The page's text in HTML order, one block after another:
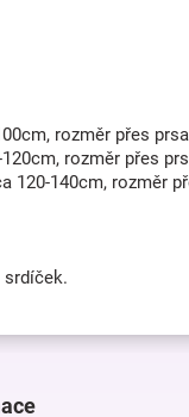
rozměr přes
rozměr přes
120-140cm, rozměr